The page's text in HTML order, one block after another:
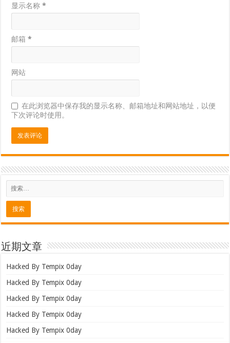
显示名称*
邮箱*
网站
在此浏览器中保存我的显示名称、邮箱地址和网站地址，以便
下次评论时使用。
近期文章
Hacked By Tempix 0day
Hacked By Tempix 0day
Hacked By Tempix 0day
Hacked By Tempix 0day
Hacked By Tempix 0day